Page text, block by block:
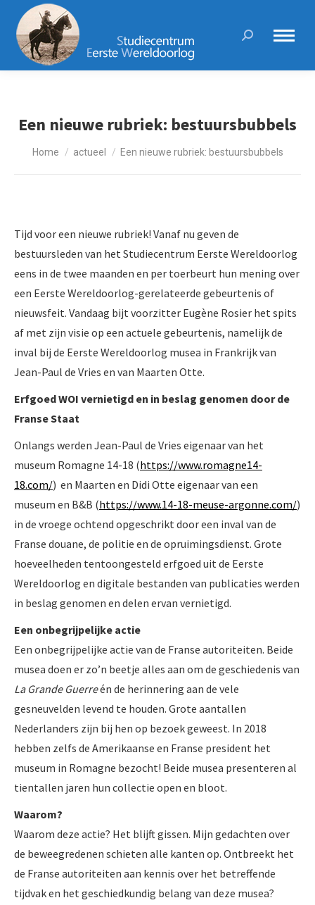
Search:
Een nieuwe rubriek: bestuursbubbels
Je bent hier:
Home actueel Een nieuwe rubriek: bestuursbubbels
Tijd voor een nieuwe rubriek! Vanaf nu geven de
bestuursleden van het Studiecentrum Eerste Wereldoorlog
eens in de twee maanden en per toerbeurt hun mening over
een Eerste Wereldoorlog-gerelateerde gebeurtenis of
nieuwsfeit. Vandaag bijt voorzitter Eugène Rosier het spits
af met zijn visie op een actuele gebeurtenis, namelijk de
inval bij de Eerste Wereldoorlog musea in Frankrijk van
Jean-Paul de Vries en van Maarten Otte.
Erfgoed WOI vernietigd en in beslag genomen door de
Franse Staat
Onlangs werden Jean-Paul de Vries eigenaar van het
museum Romagne 14-18 (https://www.romagne14-
18.com/) en Maarten en Didi Otte eigenaar van een
museum en B&B (https://www.14-18-meuse-argonne.com/)
in de vroege ochtend opgeschrikt door een inval van de
Franse douane, de politie en de opruimingsdienst. Grote
hoeveelheden tentoongesteld erfgoed uit de Eerste
Wereldoorlog en digitale bestanden van publicaties werden
in beslag genomen en delen ervan vernietigd.
Een onbegrijpelijke actie
Een onbegrijpelijke actie van de Franse autoriteiten. Beide
musea doen er zo’n beetje alles aan om de geschiedenis van
La Grande Guerreén de herinnering aan de vele
gesneuvelden levend te houden. Grote aantallen
Nederlanders zijn bij hen op bezoek geweest. In 2018
hebben zelfs de Amerikaanse en Franse president het
museum in Romagne bezocht! Beide musea presenteren al
tientallen jaren hun collectie open en bloot.
Waarom?
Waarom deze actie? Het blijft gissen. Mijn gedachten over
de beweegredenen schieten alle kanten op. Ontbreekt het
de Franse autoriteiten aan kennis over het betreffende
tijdvak en het geschiedkundig belang van deze musea?